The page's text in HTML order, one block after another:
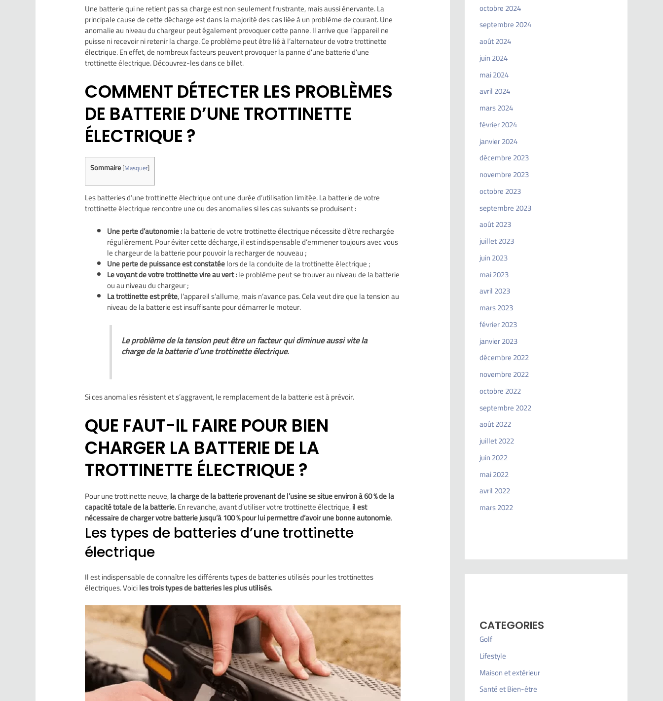
Une batterie qui ne retient pas sa charge est non seulement frustrante, mais aussi énervante. La
principale cause de cette décharge est dans la majorité des cas liée à un problème de courant. Une
anomalie au niveau du chargeur peut également provoquer cette panne. Il arrive que l’appareil ne
puisse ni recevoir ni retenir la charge. Ce problème peut être lié à l’alternateur de votre trottinette
électrique. En effet, de nombreux facteurs peuvent provoquer la panne d’une batterie d’une
trottinette électrique. Découvrez-les dans ce billet.
COMMENT DÉTECTER LES PROBLÈMES
DE BATTERIE D’UNE TROTTINETTE
ÉLECTRIQUE ?
Sommaire[Masquer]
Les batteries d’une trottinette électrique ont une durée d’utilisation limitée. La batterie de votre
trottinette électrique rencontre une ou des anomalies si les cas suivants se produisent :
Une perte d’autonomie :la batterie de votre trottinette électrique nécessite d’être rechargée
régulièrement. Pour éviter cette décharge, il est indispensable d’emmener toujours avec vous
le chargeur de la batterie pour pouvoir la recharger de nouveau ;
Une perte de puissance est constatéelors de la conduite de la trottinette électrique ;
Le voyant de votre trottinette vire au vert :le problème peut se trouver au niveau de la batterie
ou au niveau du chargeur ;
La trottinette est prête, l’appareil s’allume, mais n’avance pas. Cela veut dire que la tension au
niveau de la batterie est insuffisante pour démarrer le moteur.
Le problème de la tension peut être un facteur qui diminue aussi vite la
charge de la batterie d’une trottinette électrique.
Si ces anomalies résistent et s’aggravent, le remplacement de la batterie est à prévoir.
QUE FAUT-IL FAIRE POUR BIEN
CHARGER LA BATTERIE DE LA
TROTTINETTE ÉLECTRIQUE ?
Pour une trottinette neuve,la charge de la batterie provenant de l’usine se situe environ à60 % de la
capacité totale de la batterie.En revanche, avant d’utiliser votre trottinette électrique,il est
nécessaire de charger votre batterie jusqu’à 100 % pour lui permettre d’avoir une bonne autonomie.
Les types de batteries d’une trottinette
électrique
Il est indispensable de connaître les différents types de batteries utilisés pour les trottinettes
électriques. Voiciles trois types de batteries les plus utilisés.
octobre 2024
septembre 2024
août 2024
juin 2024
mai 2024
avril 2024
mars 2024
février 2024
janvier 2024
décembre 2023
novembre 2023
octobre 2023
septembre 2023
août 2023
juillet 2023
juin 2023
mai 2023
avril 2023
mars 2023
février 2023
janvier 2023
décembre 2022
novembre 2022
octobre 2022
septembre 2022
août 2022
juillet 2022
juin 2022
mai 2022
avril 2022
mars 2022
CATEGORIES
Golf
Lifestyle
Maison et extérieur
Santé et Bien-être